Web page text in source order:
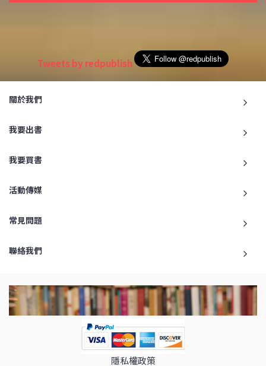
Tweets by redpublish
關於我們
我要出書
我要買書
活動傳媒
常見問題
聯絡我們
隱私權政策